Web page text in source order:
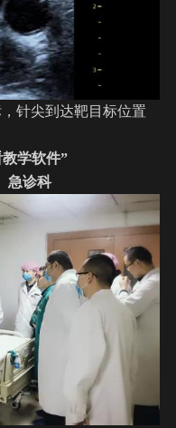
针尖到达靶目标位置
学软件”
急诊科